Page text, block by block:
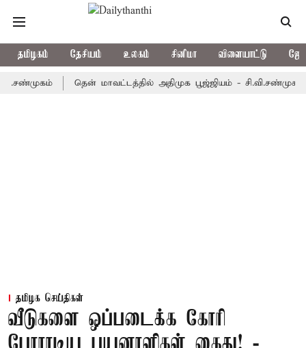
தமிழகம் தேசியம் உலகம் சினிமா விளையாட்டு
தென் மாவட்டத்தில் அதிமுக பூஜ்ஜியம் - சி.வி.சண்முகம்
தமிழக செய்திகள்
வீடுகளை ஒப்படைக்க கோரி